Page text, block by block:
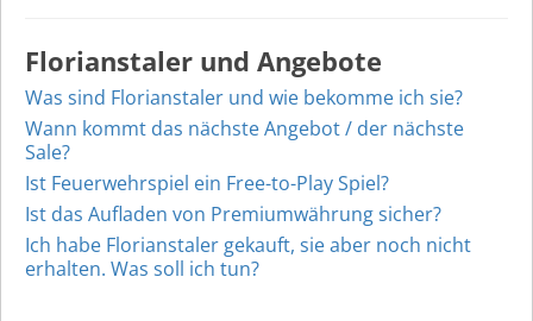
Florianstaler und Angebote
Was sind Florianstaler und wie bekomme ich sie?
Wann kommt das nächste Angebot / der nächste
Sale?
Ist Feuerwehrspiel ein Free-to-Play Spiel?
Ist das Aufladen von Premiumwährung sicher?
Ich habe Florianstaler gekauft, sie aber noch nicht
erhalten. Was soll ich tun?